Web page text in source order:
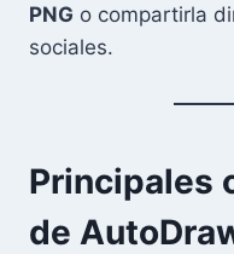
PNG o compartirla
sociales.
Principales
de